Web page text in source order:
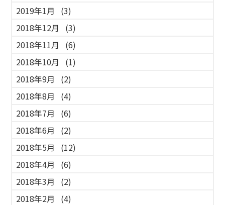
2019年1月
(3)
2018年12月
(3)
2018年11月
(6)
2018年10月
(1)
2018年9月
(2)
2018年8月
(4)
2018年7月
(6)
2018年6月
(2)
2018年5月
(12)
2018年4月
(6)
2018年3月
(2)
2018年2月
(4)